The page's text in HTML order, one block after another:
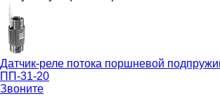
Датчик-реле потока поршневой
ПП-31-20
Звоните